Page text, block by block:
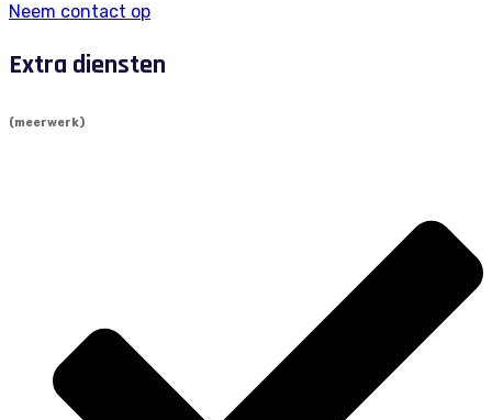
Neem contact op
Extra diensten
(meerwerk)